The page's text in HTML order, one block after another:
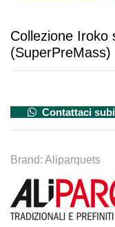
Collezione Iroko
(SuperPreMass)
Contattaci
Brand: Aliparquets